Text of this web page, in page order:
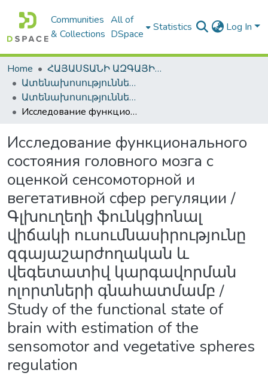
Communities
& Collections
All of
DSpace
Statistics Log In
Home
ՀԱՅԱՍՏԱՆԻ ԱԶԳԱՅԻՆ ԳՐԱԴԱՐԱՆԻ ԹՎԱՅԻՆ ՊԱՀՈՑ / DIGITAL REPOSITORY OF NLA
Ատենախոսություններ և սեղմագրեր / Theses & Abstracts
Ատենախոսություններ և սեղմագրեր / Theses & Abstracts
Исследование функционального состояния головного мозга с оценкой сенсомоторной и вегетативной сфер регуляции / Գլխուղեղի ֆունկցիոնալ վիճակի ուսումնասիրությունը զգայաշարժողական և վեգետատիվ կարգավորման ոլորտների գնահատմամբ / Study of the functional state of brain with estimation of the sensomotor and vegetative spheres regulation
Исследование функционального
состояния головного мозга с
оценкой сенсомоторной и
вегетативной сфер регуляции /
Գլխուղեղի ֆունկցիոնալ
վիճակի ուսումնասիրությունը
զգայաշարժողական և
վեգետատիվ կարգավորման
ոլորտների գնահատմամբ /
Study of the functional state of
brain with estimation of the
sensomotor and vegetative spheres
regulation